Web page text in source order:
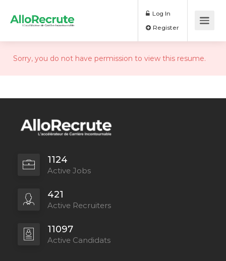
Log In
Sorry, you do not have permission to view this resume.
1124
Active Jobs
421
Active Recruiters
11097
Active Candidats